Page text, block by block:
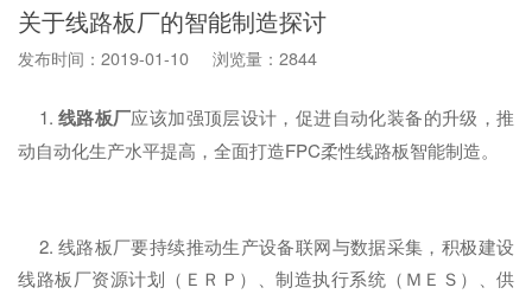
关于线路板厂的智能制造探讨
发布时间：2019-01-10 浏览量：2844
1. 线路板厂应该加强顶层设计，促进自动化装备的升级，推
动自动化生产水平提高，全面打造FPC柔性线路板智能制造。
2. 线路板厂要持续推动生产设备联网与数据采集，积极建设
线路板厂资源计划（ＥＲＰ）、制造执行系统（ＭＥＳ）、供